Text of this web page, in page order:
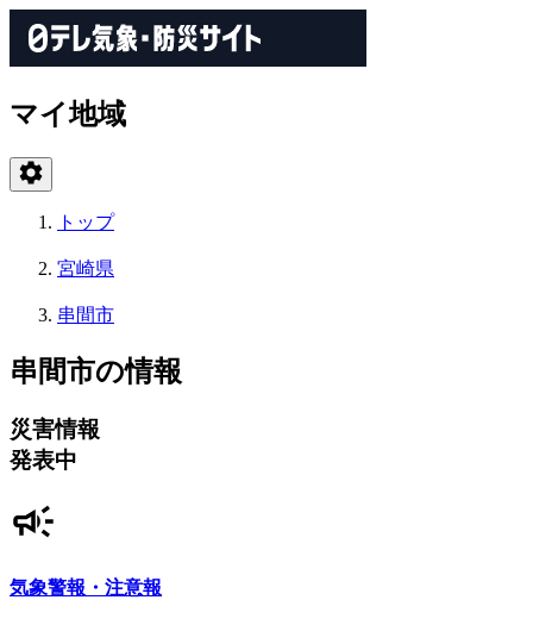
マイ地域
トップ
宮崎県
串間市
串間市の情報
災害情報
発表中
気象警報・注意報